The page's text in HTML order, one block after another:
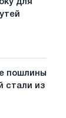
пошлины
стали из